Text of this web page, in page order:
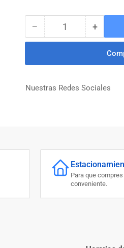
− Reducir
cantidad
PUNTA
HEX.
Cantidad +
para
PUNTA
HEX.
Nuestras Redes Sociales
Para que
conveniente.